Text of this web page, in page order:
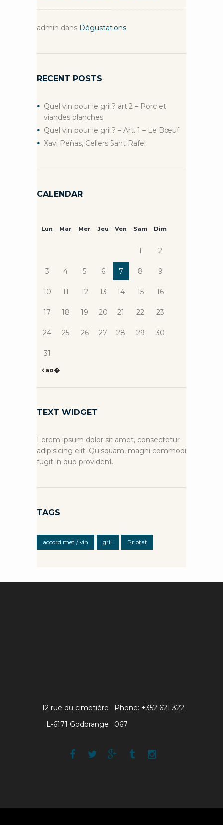
admin dans Dégustations
RECENT POSTS
Quel vin pour le grill? art.2 – Porc et
viandes blanches
Quel vin pour le grill? – Art. 1 – Le Bœuf
Xavi Peñas, Cellers Sant Rafel
CALENDAR
Lun Mar Mer Jeu Ven Sam Dim
1 2
3 4 5 6 7 8 9
10 11 12 13 14 15 16
17 18 19 20 21 22 23
24 25 26 27 28 29 30
31
ao�
TEXT WIDGET
Lorem ipsum dolor sit amet, consectetur
adipisicing elit. Quisquam, magni commodi
fugit in quo provident.
TAGS
accord met / vin grill Priotat
Phone: +352 621 322
067
12 rue du cimetière
L-6171 Godbrange